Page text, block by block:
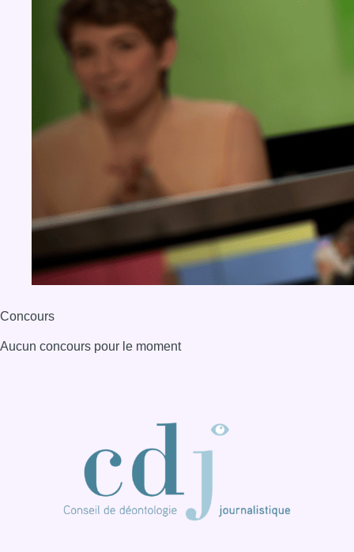
Concours
Aucun concours pour le moment